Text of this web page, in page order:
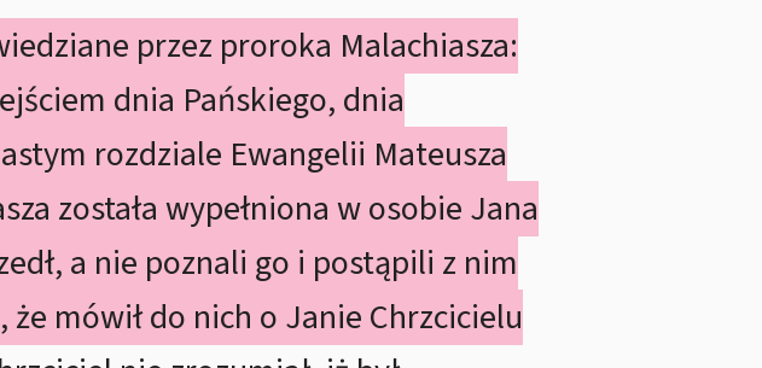
przez proroka Malachiasza:
dnia Pańskiego, dnia
rozdziale Ewangelii Mateusza
została wypełniona w osobie Jana
a nie poznali go i postąpili z nim
mówił do nich o Janie Chrzcicielu